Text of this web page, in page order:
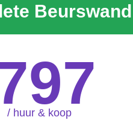
Beurswand
/ huur & koop